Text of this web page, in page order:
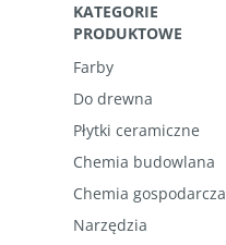
KATEGORIE
PRODUKTOWE
Farby
Do drewna
Płytki ceramiczne
Chemia budowlana
Chemia gospodarcza
Narzędzia